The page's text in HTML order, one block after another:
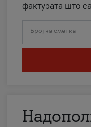
фактурата што
Број на сметка